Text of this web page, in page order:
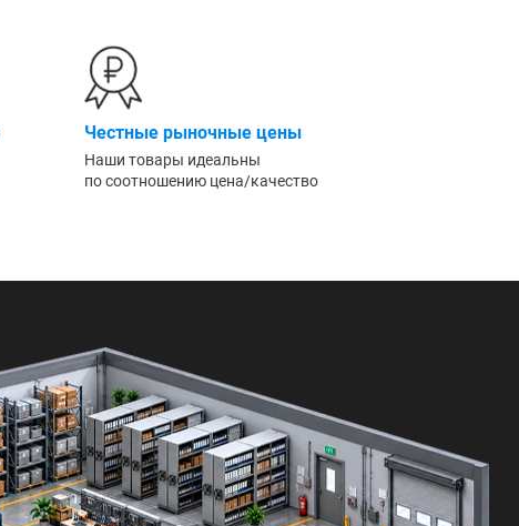
Честные рыночные цены
Наши товары идеальны
по соотношению цена/качество